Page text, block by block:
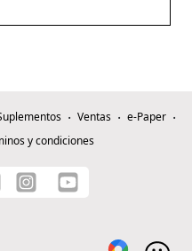
Ventas
e-Paper
y condiciones